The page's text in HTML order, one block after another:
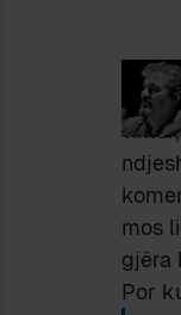
mos
gjëra
Por